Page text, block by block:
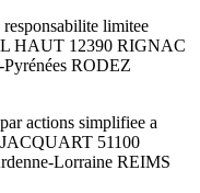
limitee
HAUT 12390 RIGNAC
RODEZ
actions simplifiee a
51100
Lorraine REIMS